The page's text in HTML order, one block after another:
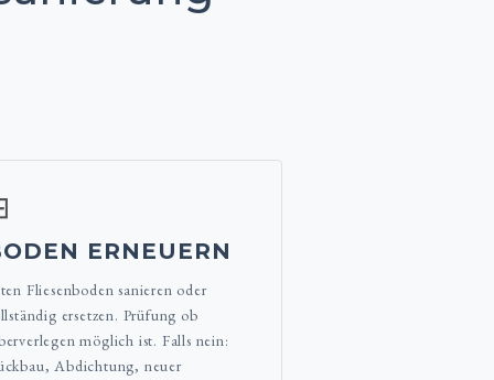
ERNEUERN
Fliesenboden sanieren oder
ersetzen. Prüfung ob
möglich ist. Falls nein:
Abdichtung, neuer